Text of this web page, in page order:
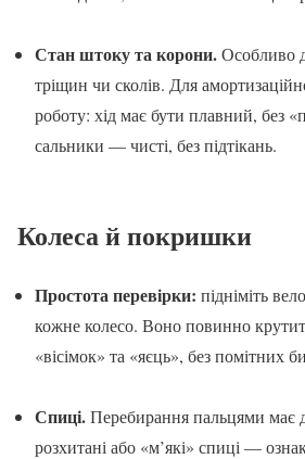
Стан штоку та корони.Особливо
тріщин чи сколів. Для
роботу: хід має бути плавний, без
сальники — чисті, без підтікань.
Колеса й покришки
Простота перевірки: підніміть
кожне колесо. Воно повинно
«вісімок» та «яєць», без помітних
Спиці.Перебирання пальцями має
розхитані або «м’які» спиці —